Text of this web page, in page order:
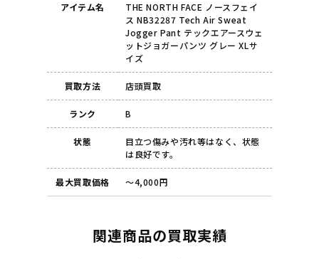
アイテム名
THE NORTH FACE ノースフェイ
ス NB32287 Tech Air Sweat
Jogger Pant テックエアースウェ
ットジョガーパンツ グレー XLサ
イズ
買取方法 店頭買取
ランク B
状態
目立つ傷みや汚れ等はなく、状態
は良好です。
最大買取価格 ～4,000円
関連商品の買取実績